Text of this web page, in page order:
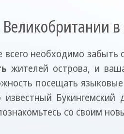
в
необходимо
жителей острова, и
посещать
со своим